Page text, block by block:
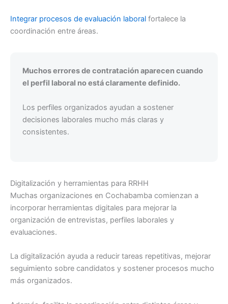
Integrar procesos de evaluación laboral fortalece la
coordinación entre áreas.
Muchos errores de contratación aparecen cuando
el perfil laboral no está claramente definido.
Los perfiles organizados ayudan a sostener
decisiones laborales mucho más claras y
consistentes.
Digitalización y herramientas para RRHH
Muchas organizaciones en Cochabamba comienzan a
incorporar herramientas digitales para mejorar la
organización de entrevistas, perfiles laborales y
evaluaciones.
La digitalización ayuda a reducir tareas repetitivas, mejorar
seguimiento sobre candidatos y sostener procesos mucho
más organizados.